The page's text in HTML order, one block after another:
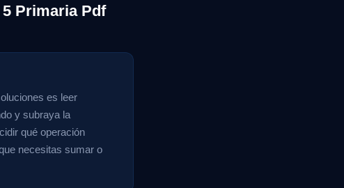
Primaria Pdf
es leer
y subraya la
qué operación
necesitas sumar o